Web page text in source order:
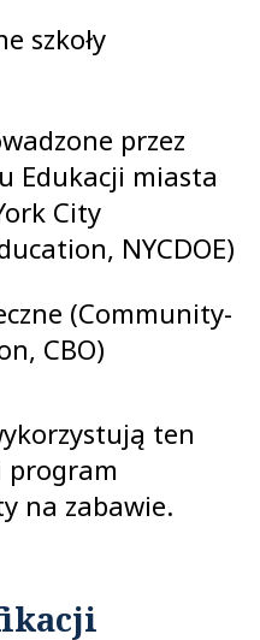
szkoły
przez
Edukacji miasta
City
NYCDOE)
(Community-
CBO)
ten
program
na zabawie.